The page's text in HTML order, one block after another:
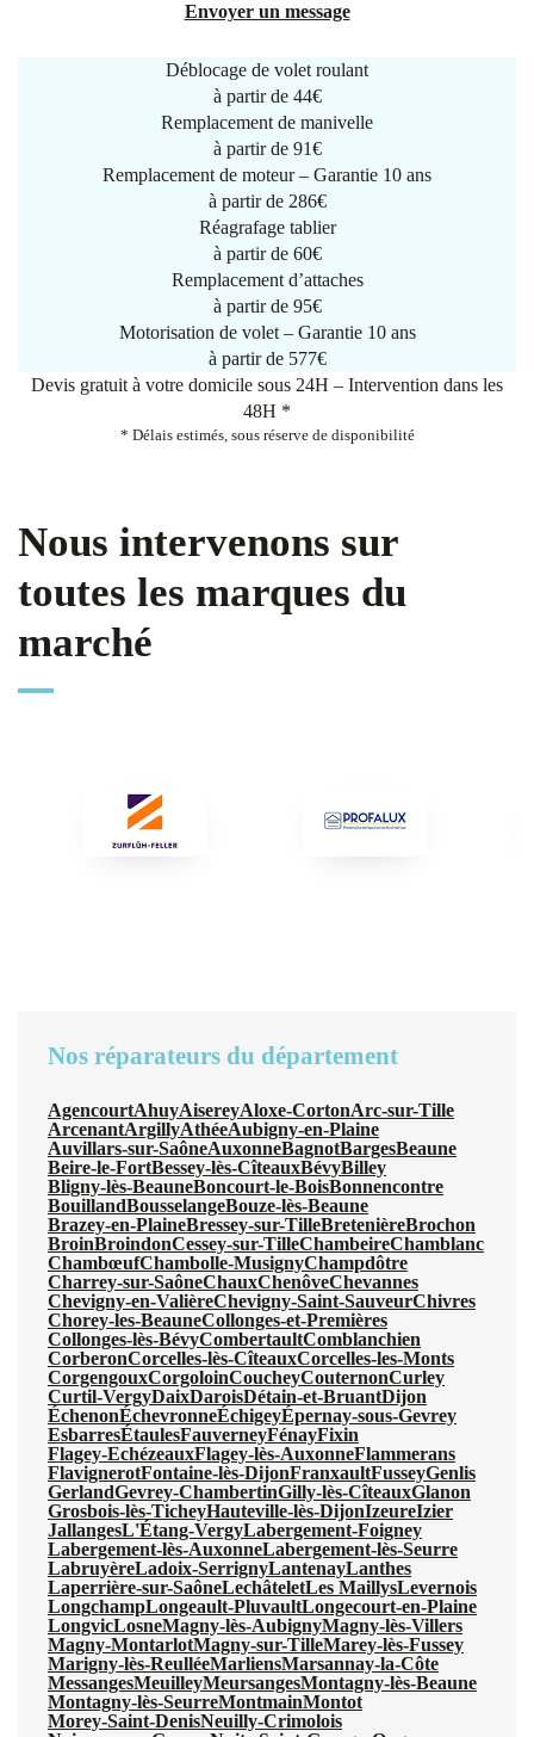
Envoyer un message
Déblocage de volet roulant
à partir de 44€
Remplacement de manivelle
à partir de 91€
Remplacement de moteur – Garantie 10 ans
à partir de 286€
Réagrafage tablier
à partir de 60€
Remplacement d’attaches
à partir de 95€
Motorisation de volet – Garantie 10 ans
à partir de 577€
Devis gratuit à votre domicile sous 24H – Intervention dans les
48H *
* Délais estimés, sous réserve de disponibilité
Nous intervenons sur
toutes les marques du
marché
Nos réparateurs du département
AgencourtAhuyAisereyAloxe-CortonArc-sur-Tille
ArcenantArgillyAthéeAubigny-en-Plaine
Auvillars-sur-SaôneAuxonneBagnotBargesBeaune
Beire-le-FortBessey-lès-CîteauxBévyBilley
Bligny-lès-BeauneBoncourt-le-BoisBonnencontre
BouillandBousselangeBouze-lès-Beaune
Brazey-en-PlaineBressey-sur-TilleBretenièreBrochon
BroinBroindonCessey-sur-TilleChambeireChamblanc
ChambœufChambolle-MusignyChampdôtre
Charrey-sur-SaôneChauxChenôveChevannes
Chevigny-en-ValièreChevigny-Saint-SauveurChivres
Chorey-les-BeauneCollonges-et-Premières
Collonges-lès-BévyCombertaultComblanchien
CorberonCorcelles-lès-CîteauxCorcelles-les-Monts
CorgengouxCorgoloinCoucheyCouternonCurley
Curtil-VergyDaixDaroisDétain-et-BruantDijon
ÉchenonÉchevronneÉchigeyÉpernay-sous-Gevrey
EsbarresÉtaulesFauverneyFénayFixin
Flagey-EchézeauxFlagey-lès-AuxonneFlammerans
FlavignerotFontaine-lès-DijonFranxaultFusseyGenlis
GerlandGevrey-ChambertinGilly-lès-CîteauxGlanon
Grosbois-lès-TicheyHauteville-lès-DijonIzeureIzier
JallangesL'Étang-VergyLabergement-Foigney
Labergement-lès-AuxonneLabergement-lès-Seurre
LabruyèreLadoix-SerrignyLantenayLanthes
Laperrière-sur-SaôneLechâteletLes MaillysLevernois
LongchampLongeault-PluvaultLongecourt-en-Plaine
LongvicLosneMagny-lès-AubignyMagny-lès-Villers
Magny-MontarlotMagny-sur-TilleMarey-lès-Fussey
Marigny-lès-ReulléeMarliensMarsannay-la-Côte
MessangesMeuilleyMeursangesMontagny-lès-Beaune
Montagny-lès-SeurreMontmainMontot
Morey-Saint-DenisNeuilly-Crimolois